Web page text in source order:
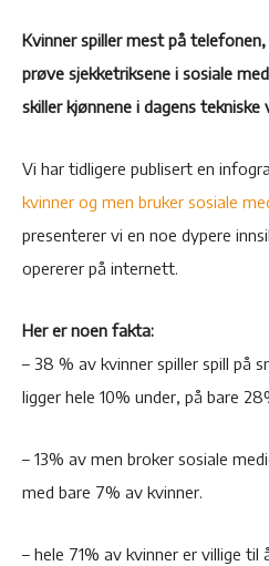
Kvinner spiller mest på
prøve sjekketriksene i sosiale
skiller kjønnene i dagens tekniske
Vi har tidligere publisert en
kvinner og men bruker sosiale
presenterer vi en noe dypere
opererer på internett.
Her er noen fakta:
– 38 % av kvinner spiller spill på
ligger hele 10% under, på bare
– 13% av men broker sosiale
med bare 7% av kvinner.
– hele 71% av kvinner er villige til